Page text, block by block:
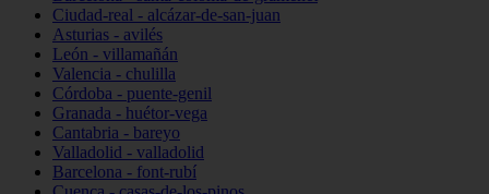
Ciudad-real - alcázar-de-san-juan
Asturias - avilés
León - villamañán
Valencia - chulilla
Córdoba - puente-genil
Granada - huétor-vega
Cantabria - bareyo
Valladolid - valladolid
Barcelona - font-rubí